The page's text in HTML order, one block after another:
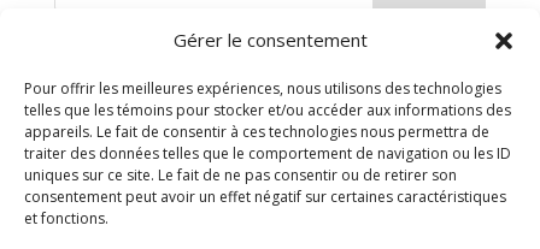
Gérer le consentement
Pour offrir les meilleures expériences, nous utilisons des technologies
telles que les témoins pour stocker et/ou accéder aux informations des
appareils. Le fait de consentir à ces technologies nous permettra de
traiter des données telles que le comportement de navigation ou les ID
uniques sur ce site. Le fait de ne pas consentir ou de retirer son
consentement peut avoir un effet négatif sur certaines caractéristiques
et fonctions.
Recent Comments
Aucun commentaire à afficher.